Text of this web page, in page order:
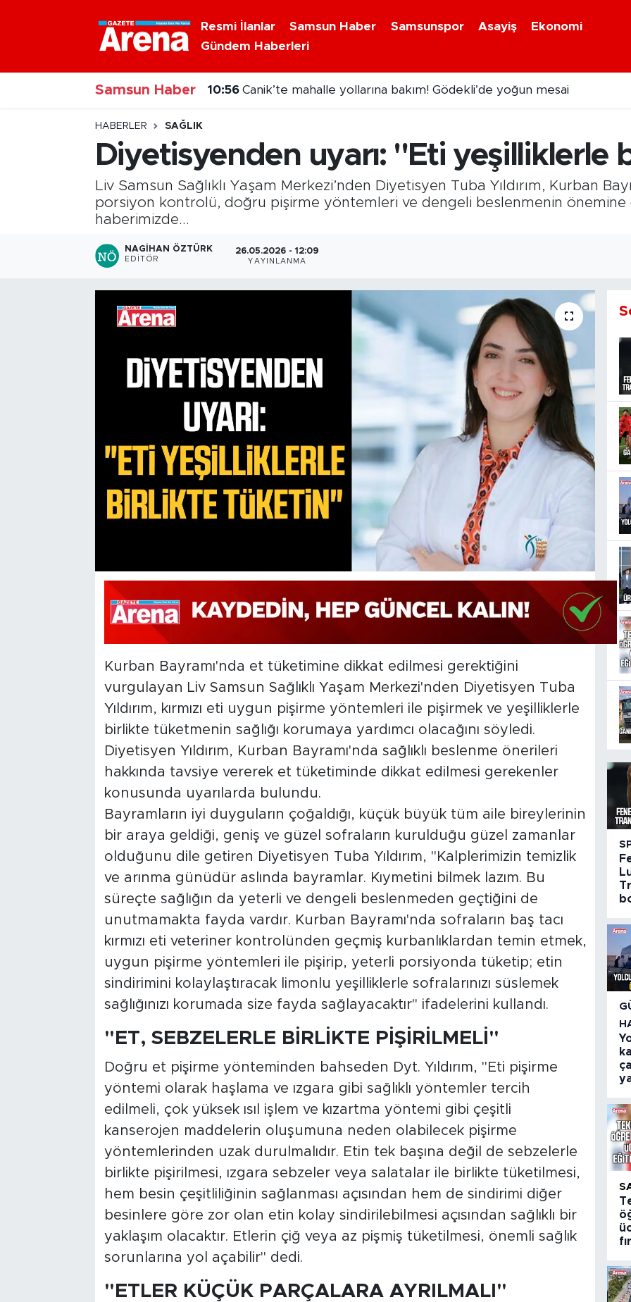
Resmi İlanlar Samsun Haber Samsunspor Asayiş
Ekonomi
Gündem Haberleri
Samsun Haber 10:56 Canik’te mahalle yollarına bakım! Gödekli’de yoğun mesai
HABERLER SAĞLIK
Diyetisyenden uyarı: "Eti
Liv Samsun Sağlıklı Yaşam Merkezi’nden Diyetisyen Tuba Yıldırım, Kurban
porsiyon kontrolü, doğru pişirme yöntemleri ve dengeli beslenmenin
haberimizde...
NAGIHAN ÖZTÜRK
EDITÖR
26.05.2026 - 12:09
YAYINLANMA
Kurban Bayramı'nda et tüketimine dikkat edilmesi gerektiğini
vurgulayan Liv Samsun Sağlıklı Yaşam Merkezi'nden Diyetisyen Tuba
Yıldırım, kırmızı eti uygun pişirme yöntemleri ile pişirmek ve yeşilliklerle
birlikte tüketmenin sağlığı korumaya yardımcı olacağını söyledi.
Diyetisyen Yıldırım, Kurban Bayramı'nda sağlıklı beslenme önerileri
hakkında tavsiye vererek et tüketiminde dikkat edilmesi gerekenler
konusunda uyarılarda bulundu.
Bayramların iyi duyguların çoğaldığı, küçük büyük tüm aile bireylerinin
bir araya geldiği, geniş ve güzel sofraların kurulduğu güzel zamanlar
olduğunu dile getiren Diyetisyen Tuba Yıldırım, "Kalplerimizin temizlik
ve arınma günüdür aslında bayramlar. Kıymetini bilmek lazım. Bu
süreçte sağlığın da yeterli ve dengeli beslenmeden geçtiğini de
unutmamakta fayda vardır. Kurban Bayramı'nda sofraların baş tacı
kırmızı eti veteriner kontrolünden geçmiş kurbanlıklardan temin etmek,
uygun pişirme yöntemleri ile pişirip, yeterli porsiyonda tüketip; etin
sindirimini kolaylaştıracak limonlu yeşilliklerle sofralarınızı süslemek
sağlığınızı korumada size fayda sağlayacaktır" ifadelerini kullandı.
"ET, SEBZELERLE BİRLİKTE PİŞİRİLMELİ"
Doğru et pişirme yönteminden bahseden Dyt. Yıldırım, "Eti pişirme
yöntemi olarak haşlama ve ızgara gibi sağlıklı yöntemler tercih
edilmeli, çok yüksek ısıl işlem ve kızartma yöntemi gibi çeşitli
kanserojen maddelerin oluşumuna neden olabilecek pişirme
yöntemlerinden uzak durulmalıdır. Etin tek başına değil de sebzelerle
birlikte pişirilmesi, ızgara sebzeler veya salatalar ile birlikte tüketilmesi,
hem besin çeşitliliğinin sağlanması açısından hem de sindirimi diğer
besinlere göre zor olan etin kolay sindirilebilmesi açısından sağlıklı bir
yaklaşım olacaktır. Etlerin çiğ veya az pişmiş tüketilmesi, önemli sağlık
sorunlarına yol açabilir" dedi.
"ETLER KÜÇÜK PARÇALARA AYRILMALI"
Nöbetçi Eczaneler
Hava Durumu
Samsun Namaz Vakitleri
Trafik Durumu
Süper Lig Puan Durumu ve Fikstür
Son Dakika Haberleri